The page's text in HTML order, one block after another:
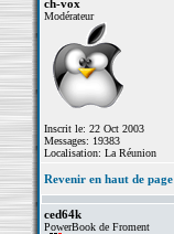
ch-vox
Modérateur
Inscrit le: 22 Oct 2003
Messages: 19383
Localisation: La Réunion
Revenir en haut de page
ced64k
PowerBook de Froment